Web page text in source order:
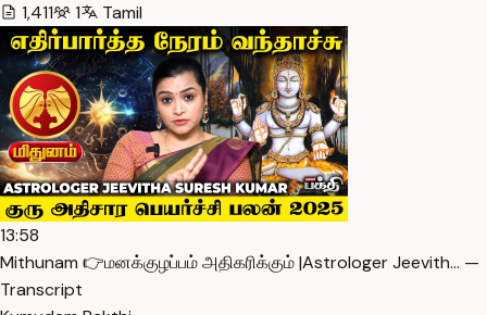
1,411
1 Tamil
13:58
Mithunam 👉மனக்குழப்பம் அதிகரிக்கும் |Astrologer Jeevith… —
Transcript